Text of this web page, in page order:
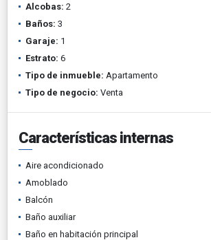
Alcobas: 2
Baños: 3
Garaje: 1
Estrato: 6
Tipo de inmueble: Apartamento
Tipo de negocio: Venta
Características internas
Aire acondicionado
Amoblado
Balcón
Baño auxiliar
Baño en habitación principal